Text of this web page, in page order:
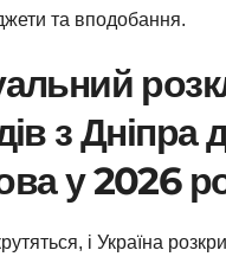
та вподобання.
з Дніпра
у 2026
і Україна